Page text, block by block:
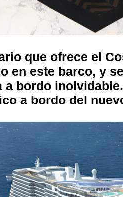
que ofrece el
en este barco, y
a bordo
a bordo del